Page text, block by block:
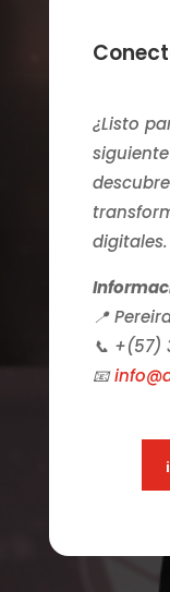
¿Listo
📍
📞 +(57)
📧info